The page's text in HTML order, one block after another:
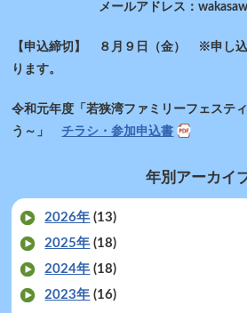
メールアドレス：wakasawan-
【申込締切】 ８月９日（金） ※申し込
ります。
令和元年度「若狭湾ファミリーフェステ
う～」チラシ・参加申込書
年別アーカイ
2026年 (13)
2025年 (18)
2024年 (18)
2023年 (16)